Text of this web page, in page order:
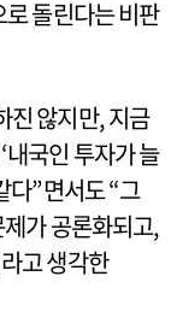
돌린다는 비판
진 않지만, 지금
내국인 투자가 늘
다”면서도 “그
가 공론화되고,
고 생각한